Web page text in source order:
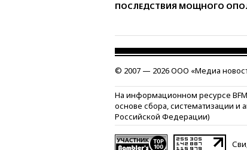
ПОСЛЕДСТВИЯ МОЩНОГО
© 2007 — 2026 ООО «Медиа
На информационном ресурсе
основе сбора, систематизации и
Российской Федерации)